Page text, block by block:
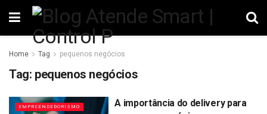
Home Tag pequenos negócios
Tag: pequenos negócios
EMPREENDEDORISMO
A importância do delivery para